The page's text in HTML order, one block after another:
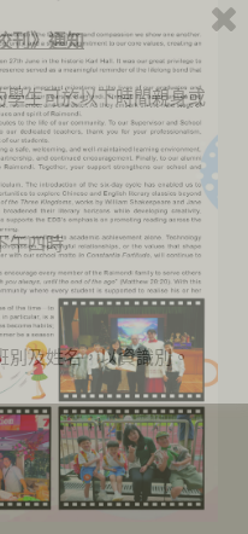
刊》通知
生可於以下時間親身或
午四時
別及姓名，以資識別。